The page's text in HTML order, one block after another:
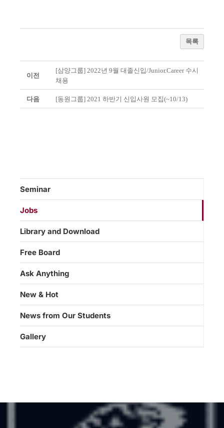
목록
이전
[삼양그룹] 2022년 9월 대졸신입/Junior.Career 수시
채용
다음 [동원그룹] 2021 하반기 신입사원 모집(~10/13)
Seminar
Jobs
Library and Download
Free Board
Ask Anything
New & Hot
News from Our Students
Gallery